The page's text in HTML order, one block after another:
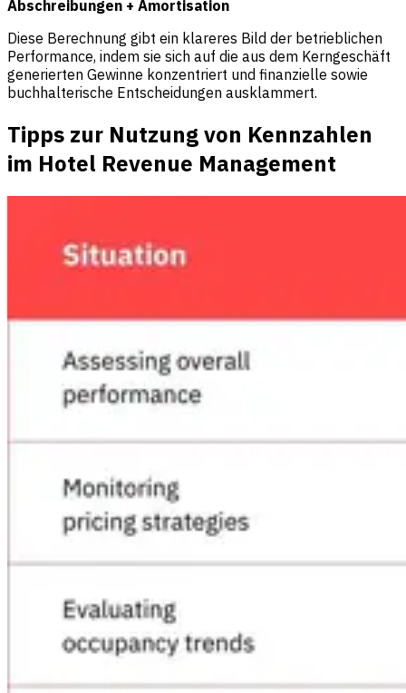
Abschreibungen + Amortisation
Diese Berechnung gibt ein klareres Bild der betrieblichen
Performance, indem sie sich auf die aus dem Kerngeschäft
generierten Gewinne konzentriert und finanzielle sowie
buchhalterische Entscheidungen ausklammert.
Tipps zur Nutzung von Kennzahlen
im Hotel Revenue Management